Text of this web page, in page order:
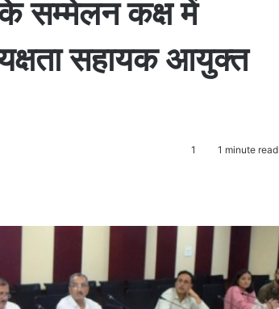
सम्मेलन कक्ष में
सहायक आयुक्त
1 1 minute read